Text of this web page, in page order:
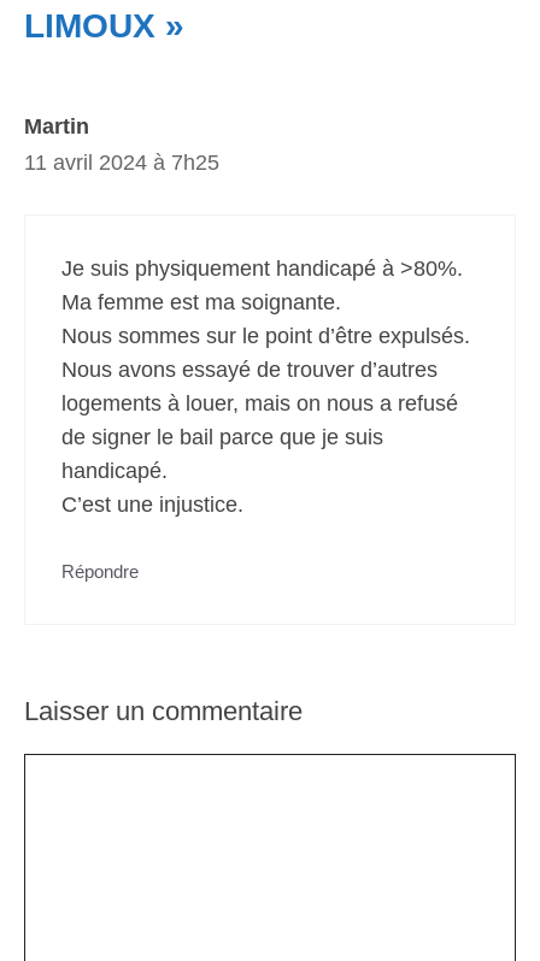
LIMOUX »
Martin
11 avril 2024 à 7h25
Je suis physiquement handicapé à >80%.
Ma femme est ma soignante.
Nous sommes sur le point d’être expulsés.
Nous avons essayé de trouver d’autres
logements à louer, mais on nous a refusé
de signer le bail parce que je suis
handicapé.
C’est une injustice.
Répondre
Laisser un commentaire